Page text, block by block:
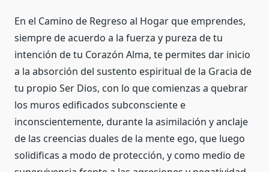
En el Camino de Regreso al Hogar que emprendes,
siempre de acuerdo a la fuerza y pureza de tu
intención de tu Corazón Alma, te permites dar inicio
a la absorción del sustento espiritual de la Gracia de
tu propio Ser Dios, con lo que comienzas a quebrar
los muros edificados subconsciente e
inconscientemente, durante la asimilación y anclaje
de las creencias duales de la mente ego, que luego
solidificas a modo de protección, y como medio de